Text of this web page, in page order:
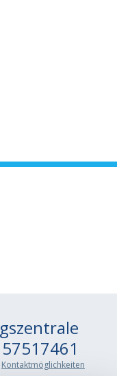
Kontaktmöglichkeiten